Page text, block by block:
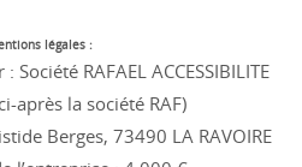
légales :
RAFAEL ACCESSIBILITE
après la société RAF)
Berges, 73490 LA RAVOIRE